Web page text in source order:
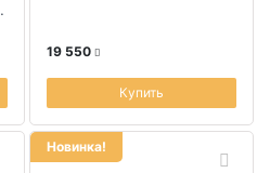
19 550
Купить
Новинка!